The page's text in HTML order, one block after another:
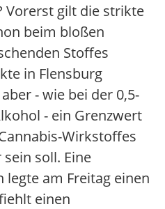
Vorerst gilt die strikte
beim bloßen
Stoffes
in Flensburg
- wie bei der 0,5-
- ein Grenzwert
Wirkstoffes
soll. Eine
am Freitag einen
einen